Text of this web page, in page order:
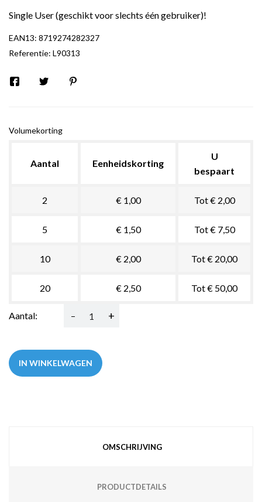
Single User (geschikt voor slechts één gebruiker)!
EAN13: 8719274282327
Referentie: L90313
Volumekorting
Aantal Eenheidskorting
U
bespaart
2 € 1,00 Tot € 2,00
5 € 1,50 Tot € 7,50
10 € 2,00 Tot € 20,00
20 € 2,50 Tot € 50,00
Aantal: - +
IN WINKELWAGEN
OMSCHRIJVING
PRODUCTDETAILS